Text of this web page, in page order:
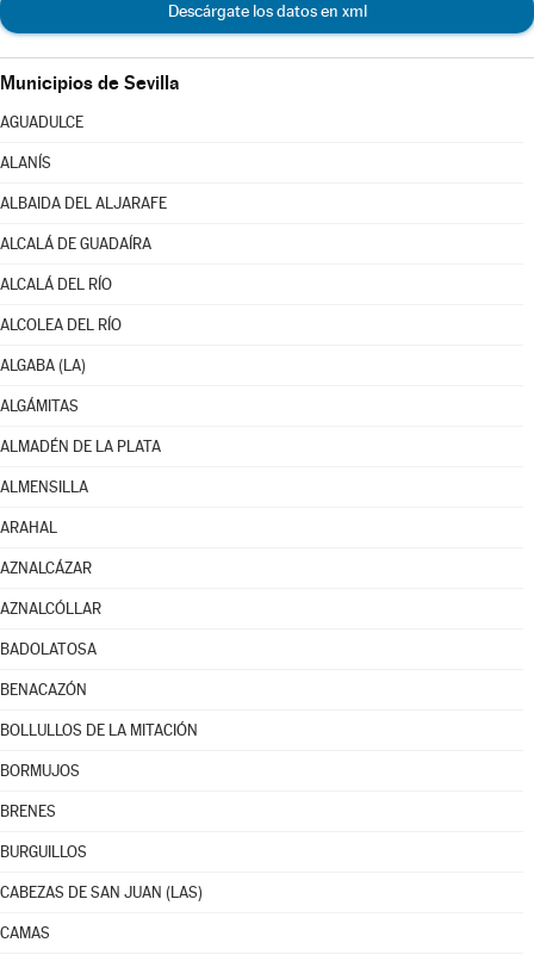
Descárgate los datos en xml
Municipios de Sevilla
AGUADULCE
ALANÍS
ALBAIDA DEL ALJARAFE
ALCALÁ DE GUADAÍRA
ALCALÁ DEL RÍO
ALCOLEA DEL RÍO
ALGABA (LA)
ALGÁMITAS
ALMADÉN DE LA PLATA
ALMENSILLA
ARAHAL
AZNALCÁZAR
AZNALCÓLLAR
BADOLATOSA
BENACAZÓN
BOLLULLOS DE LA MITACIÓN
BORMUJOS
BRENES
BURGUILLOS
CABEZAS DE SAN JUAN (LAS)
CAMAS